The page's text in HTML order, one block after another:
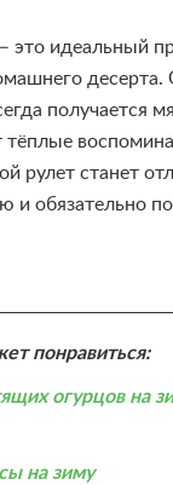
это идеальный
десерта.
получается
тёплые
рулет станет
и обязательно
понравиться:
огурцов на
на зиму